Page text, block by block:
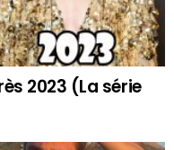
2023 (La série